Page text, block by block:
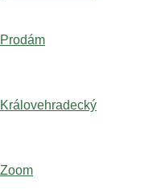
Prodám
Královehradecký
Zoom